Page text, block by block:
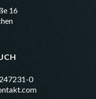
16
0